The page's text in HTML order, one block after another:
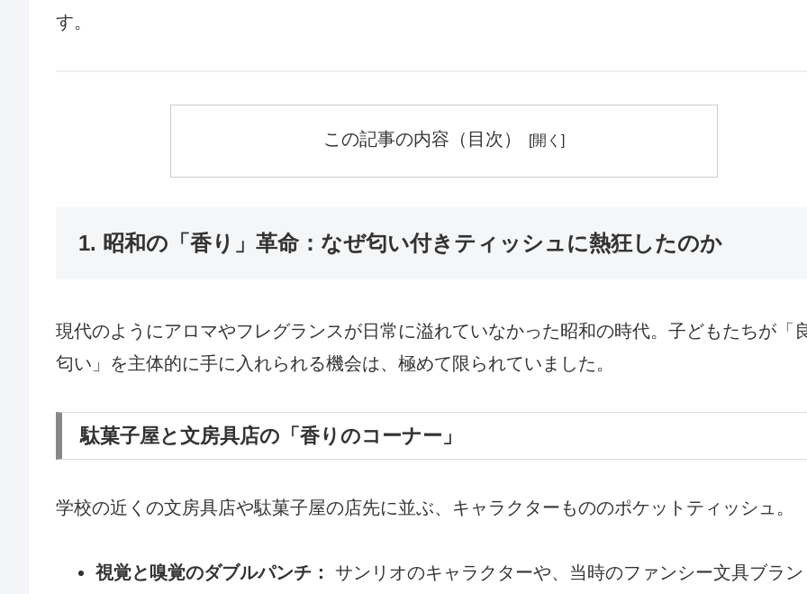
す。
この記事の内容（目次）
1. 昭和の「香り」革命：なぜ匂い付きティッシュに熱狂したのか
現代のようにアロマやフレグランスが日常に溢れていなかった昭和の時代。子どもたちが「
匂い」を主体的に手に入れられる機会は、極めて限られていました。
駄菓子屋と文房具店の「香りのコーナー」
学校の近くの文房具店や駄菓子屋の店先に並ぶ、キャラクターもののポケットティッシュ。
視覚と嗅覚のダブルパンチ：
サンリオのキャラクターや、当時のファンシー文具ブラン